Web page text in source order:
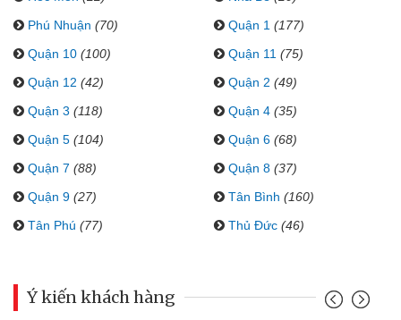
Phú Nhuận (70) Quận 1 (177)
Quận 10 (100) Quận 11 (75)
Quận 12 (42) Quận 2 (49)
Quận 3 (118) Quận 4 (35)
Quận 5 (104) Quận 6 (68)
Quận 7 (88) Quận 8 (37)
Quận 9 (27) Tân Bình (160)
Tân Phú (77) Thủ Đức (46)
Ý kiến khách hàng